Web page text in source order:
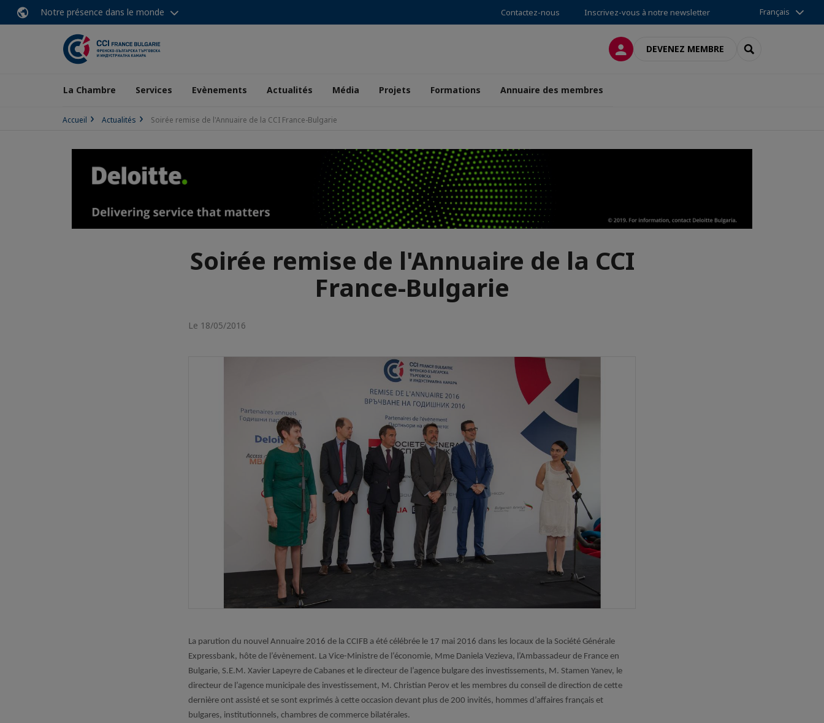
Notre présence dans le monde Contactez-nous Inscrivez-vous à notre newsletter Français
CONNEXIONDEVENEZ MEMBRE RECHERCHER
La Chambre Services Evènements Actualités Média Projets Formations Annuaire des membres
Accueil Actualités Soirée remise de l'Annuaire de la CCI France-Bulgarie
Soirée remise de l'Annuaire de la CCI
France-Bulgarie
Le 18/05/2016
La parution du nouvel Annuaire 2016 de la CCIFB a été célébrée le 17 mai 2016 dans les locaux de la Société Générale
Expressbank, hôte de l’évènement. La Vice-Ministre de l‘économie, Mme Daniela Vezieva, l’Ambassadeur de France en
Bulgarie, S.E.M. Xavier Lapeyre de Cabanes et le directeur de l’agence bulgare des investissements, M. Stamen Yanev, le
directeur de l’agence municipale des investissement, M. Christian Perov et les membres du conseil de direction de cette
dernière ont assisté et se sont exprimés à cette occasion devant plus de 200 invités, hommes d’affaires français et
bulgares, institutionnels, chambres de commerce bilatérales.